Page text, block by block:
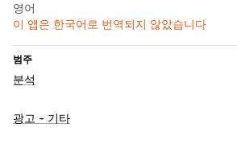
영어
이 앱은 한국어로 번역되지 않았습니다
범주
분석
고객 행동
광고 - 기타